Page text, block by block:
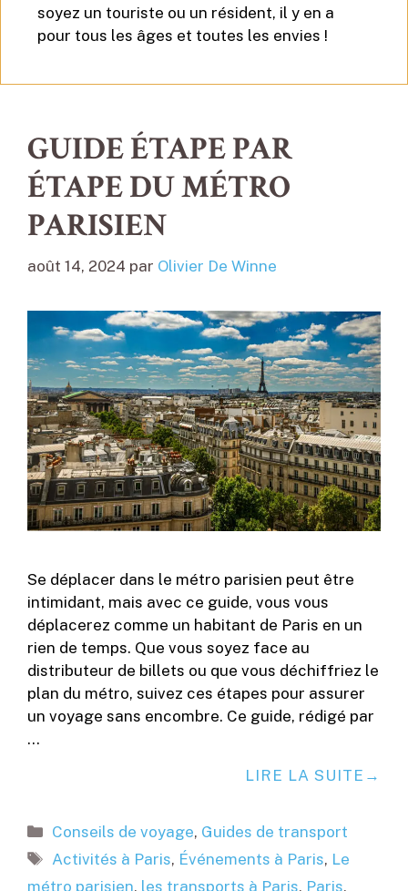
soyez un touriste ou un résident, il y en a
pour tous les âges et toutes les envies !
GUIDE ÉTAPE PAR
ÉTAPE DU MÉTRO
PARISIEN
août 14, 2024 par Olivier De Winne
Se déplacer dans le métro parisien peut être
intimidant, mais avec ce guide, vous vous
déplacerez comme un habitant de Paris en un
rien de temps. Que vous soyez face au
distributeur de billets ou que vous déchiffriez le
plan du métro, suivez ces étapes pour assurer
un voyage sans encombre. Ce guide, rédigé par
…
LIRE LA SUITE
Catégories
Conseils de voyage, Guides de transport
Étiquettes
Activités à Paris, Événements à Paris, Le
métro parisien, les transports à Paris, Paris,